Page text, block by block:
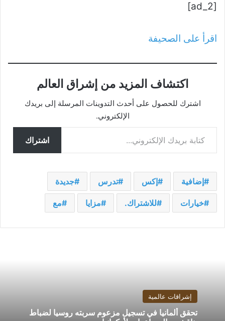
[ad_2]
اقرأ على الصحيفة
اكتشاف المزيد من إشراق العالم
اشترك للحصول على أحدث التدوينات المرسلة إلى بريدك
الإلكتروني.
كتابة بريدك الإلكتروني...
اشتراك
إضافية إكس تدرس جديدة
خيارات للاشتراك. مزايا مع
إشراقات عالمية
تحقق ألمانيا في تسجيل مزعوم سربته روسيا لضباط